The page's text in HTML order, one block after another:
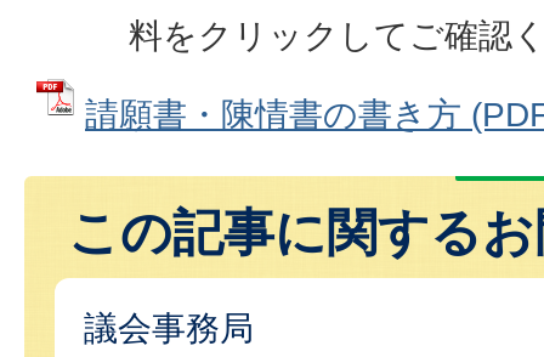
料をクリックしてご確認
請願書・陳情書の書き方
この記事に関する
議会事務局